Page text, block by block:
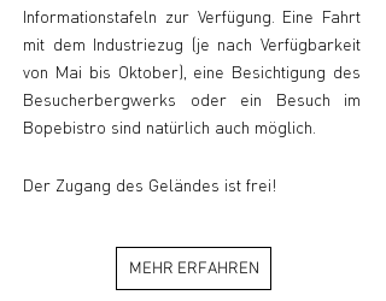
Informationstafeln zur Verfügung. Eine Fahrt
mit dem Industriezug (je nach Verfügbarkeit
von Mai bis Oktober), eine Besichtigung des
Besucherbergwerks oder ein Besuch im
Bopebistro sind natürlich auch möglich.
Der Zugang des Geländes ist frei!
MEHR ERFAHREN